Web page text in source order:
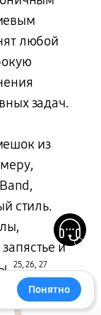
любой
задач.
из
стиль.
и
25,26 27
Понятно